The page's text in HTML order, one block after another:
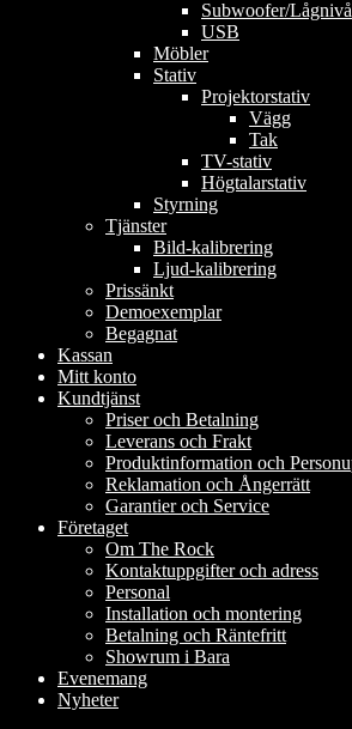
Subwoofer/Lågnivå
USB
Möbler
Stativ
Projektorstativ
Vägg
Tak
TV-stativ
Högtalarstativ
Styrning
Tjänster
Bild-kalibrering
Ljud-kalibrering
Prissänkt
Demoexemplar
Begagnat
Kassan
Mitt konto
Kundtjänst
Priser och Betalning
Leverans och Frakt
Produktinformation och
Reklamation och Ångerrätt
Garantier och Service
Företaget
Om The Rock
Kontaktuppgifter och adress
Personal
Installation och montering
Betalning och Räntefritt
Showrum i Bara
Evenemang
Nyheter